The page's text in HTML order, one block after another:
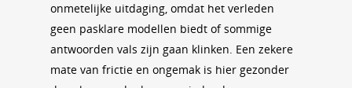
onmetelijke uitdaging, omdat het verleden
geen pasklare modellen biedt of sommige
antwoorden vals zijn gaan klinken. Een zekere
mate van frictie en ongemak is hier gezonder